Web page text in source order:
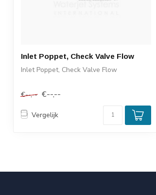
Inlet Poppet, Check Valve Flow
Inlet Poppet, Check Valve Flow
€--,-- €--,--
Vergelijk